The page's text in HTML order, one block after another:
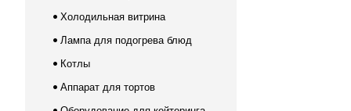
Холодильная витрина
Лампа для подогрева блюд
Котлы
Аппарат для тортов